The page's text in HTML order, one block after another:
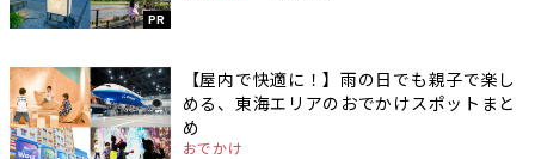
PR
【屋内で快適に！】雨の日でも親子で楽し
める、東海エリアのおでかけスポットまと
め
おでかけ